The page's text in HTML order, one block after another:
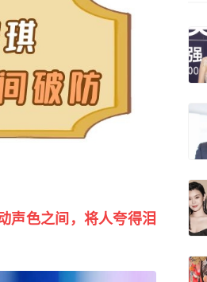
声色之间，将人夸得泪